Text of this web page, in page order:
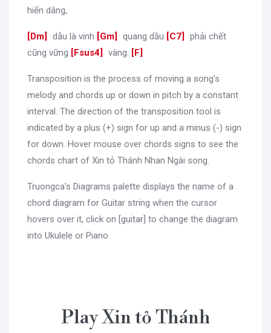
hiến dâng,
[Dm dẫu là vinh [Gm quang dầu [C7
phải chết
cũng vững [Fsus4 vàng. [F
Transposition is the process of moving a song's
melody and chords up or down in pitch by a constant
interval. The direction of the transposition tool is
indicated by a plus (+) sign for up and a minus (-) sign
for down. Hover mouse over chords signs to see the
chords chart of Xin tỏ Thánh Nhan Ngài song.
Truongca's Diagrams palette displays the name of a
chord diagram for Guitar string when the cursor
hovers over it, click on [guitar] to change the diagram
into Ukulele or Piano.
Play Xin tỏ Thánh